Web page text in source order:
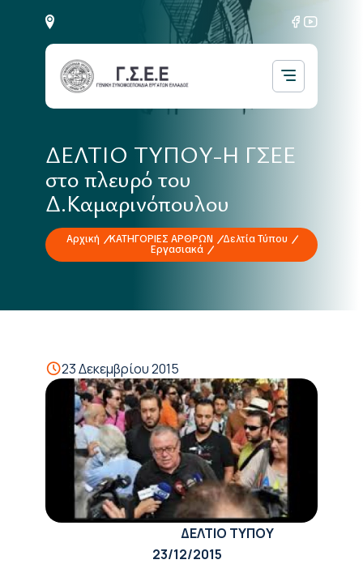
ΔΕΛΤΙΟ ΤΥΠΟΥ-Η ΓΣΕΕ
στο πλευρό του
Δ.Καμαρινόπουλου
Αρχική ΚΑΤΗΓΟΡΙΕΣ ΑΡΘΡΩΝ
Δελτία Τύπου
Εργασιακά
23 Δεκεμβρίου 2015
ΔΕΛΤΙΟ ΤΥΠΟΥ
23/12/2015